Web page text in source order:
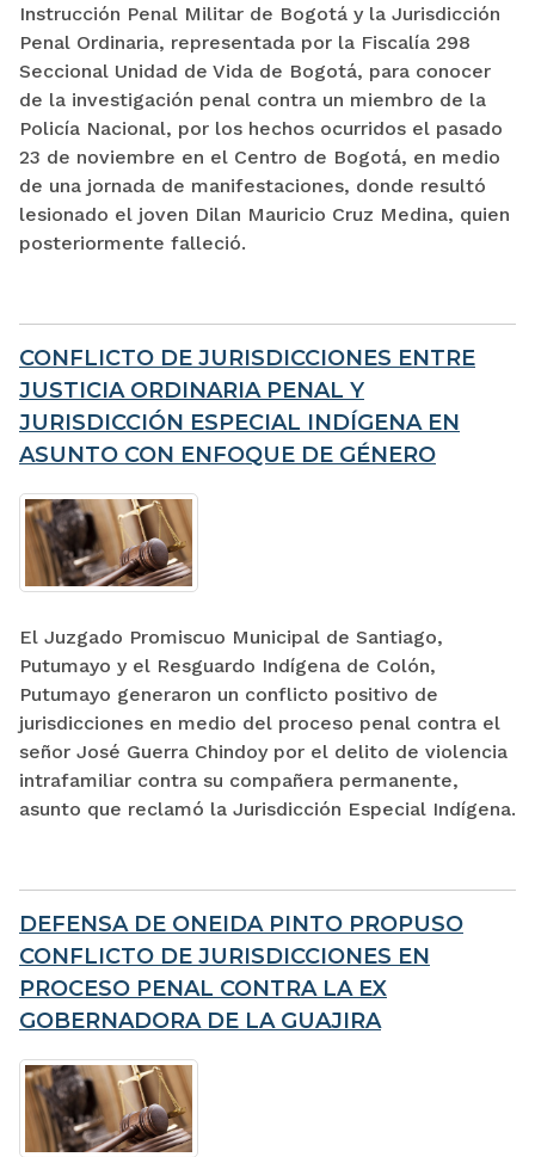
Instrucción Penal Militar de Bogotá y la Jurisdicción
Penal Ordinaria, representada por la Fiscalía 298
Seccional Unidad de Vida de Bogotá, para conocer
de la investigación penal contra un miembro de la
Policía Nacional, por los hechos ocurridos el pasado
23 de noviembre en el Centro de Bogotá, en medio
de una jornada de manifestaciones, donde resultó
lesionado el joven Dilan Mauricio Cruz Medina, quien
posteriormente falleció.
CONFLICTO DE JURISDICCIONES ENTRE
JUSTICIA ORDINARIA PENAL Y
JURISDICCIÓN ESPECIAL INDÍGENA EN
ASUNTO CON ENFOQUE DE GÉNERO
El Juzgado Promiscuo Municipal de Santiago,
Putumayo y el Resguardo Indígena de Colón,
Putumayo generaron un conflicto positivo de
jurisdicciones en medio del proceso penal contra el
señor José Guerra Chindoy por el delito de violencia
intrafamiliar contra su compañera permanente,
asunto que reclamó la Jurisdicción Especial Indígena.
DEFENSA DE ONEIDA PINTO PROPUSO
CONFLICTO DE JURISDICCIONES EN
PROCESO PENAL CONTRA LA EX
GOBERNADORA DE LA GUAJIRA